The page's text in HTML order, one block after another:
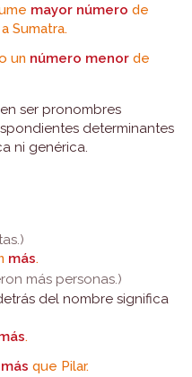
mayor número de
Sumatra.
un número menor de
ser pronombres
determinantes
ni genérica.
más.
más personas.)
del nombre significa
.
que Pilar.